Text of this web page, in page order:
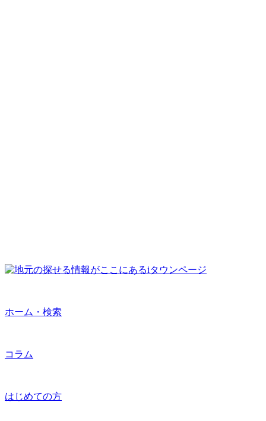
ホーム・検索
コラム
はじめての方